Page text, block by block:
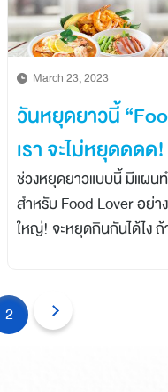
March 23, 2023
วันหยุดยาวนี้
เรา จะไม่หยุดดดด!
ช่วงหยุดยาวแบบนี้ มีแผน
สำหรับ Food Lover อย่า
ใหญ่! จะหยุดกินกันได้ไง ถ้
2